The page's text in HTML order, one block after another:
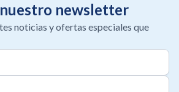
newsletter
noticias y ofertas especiales que